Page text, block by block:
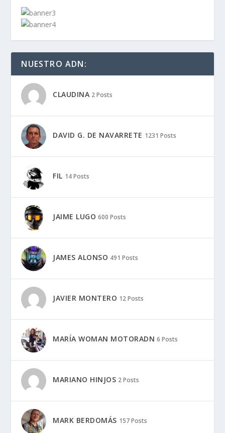
NUESTRO ADN:
CLAUDINA 2 Posts
DAVID G. DE NAVARRETE 1231 Posts
FIL 14 Posts
JAIME LUGO 600 Posts
JAMES ALONSO 491 Posts
JAVIER MONTERO 12 Posts
MARÍA WOMAN MOTORADN 6 Posts
MARIANO HINJOS 2 Posts
MARK BERDOMÁS 157 Posts